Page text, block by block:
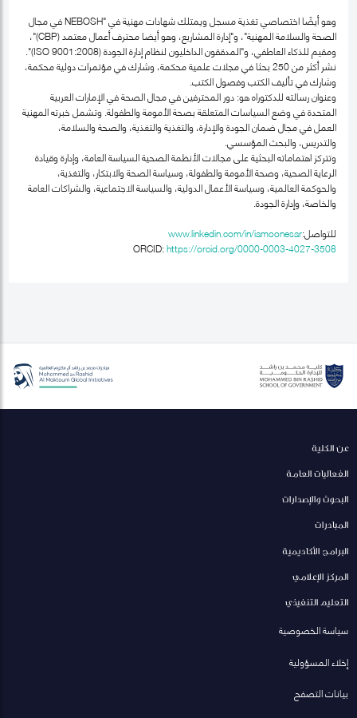
وهو أيضًا اختصاصي تغذية مسجل ويمتلك شهادات مهنية في "NEBOSH في مجال
الصحة والسلامة المهنية"، و"إدارة المشاريع، وهو أيضا محترف أعمال معتمد (CBP)"،
ومقيم للذكاء العاطفي، و"المدققون الداخليون لنظام إدارة الجودة (ISO 9001:2008)".
نشر أكثر من 250 بحثا في مجلات علمية محكمة، وشارك في مؤتمرات دولية محكمة،
وشارك في تأليف الكتب وفصول الكتب.
وعنوان رسالته للدكتوراه هو: دور المحترفين في مجال الصحة في الإمارات العربية
المتحدة في وضع السياسات المتعلقة بصحة الأمومة والطفولة. وتشمل خبرته المهنية
العمل في مجال ضمان الجودة والإدارة، والتغذية والتغذية، والصحة والسلامة،
والتدريس، والبحث المؤسسي.
وتتركز اهتماماته البحثية على مجالات الأنظمة الصحية السياسة العامة، وإدارة وقيادة
الرعاية الصحية، وصحة الأمومة والطفولة، وسياسة الصحة والابتكار، والتغذية،
والحوكمة العالمية، وسياسة الأعمال الدولية، والسياسة الاجتماعية، والشراكات العامة
والخاصة، وإدارة الجودة.
للتواصل:www.linkedin.com/in/iamoonesar
ORCID:https://orcid.org/0000-0003-4027-3508
عن الكلية
الفعاليات العامة
البحوث والإصدارات
المبادرات
البرامج الأكاديمية
المركز الإعلامي
التعليم التنفيذي
سياسة الخصوصية
إخلاء المسؤولية
بيانات التصفح